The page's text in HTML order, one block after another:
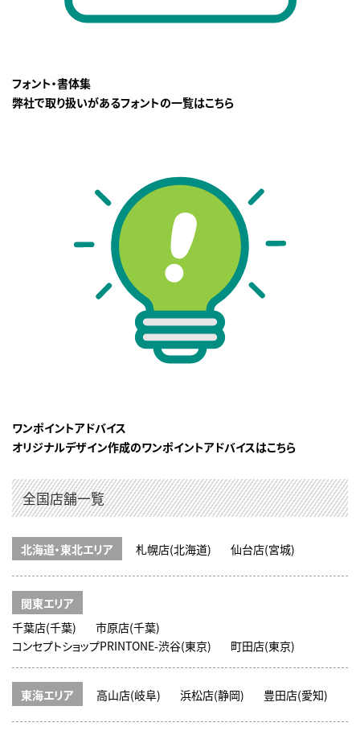
フォント・書体集
弊社で取り扱いがあるフォントの一覧はこちら
ワンポイントアドバイス
オリジナルデザイン作成のワンポイントアドバイスはこちら
全国店舗一覧
北海道・東北エリア 札幌店(北海道) 仙台店(宮城)
関東エリア
千葉店(千葉)
市原店(千葉)
コンセプトショップPRINTONE-渋谷(東京)
町田店(東京)
東海エリア 高山店(岐阜) 浜松店(静岡) 豊田店(愛知)